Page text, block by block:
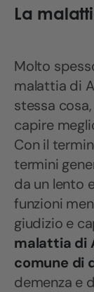
La
Molto
malattia di
stessa
capire
Con il
termini
da un lento
funzioni
giudizio e
malattia di
comune di
demenza e